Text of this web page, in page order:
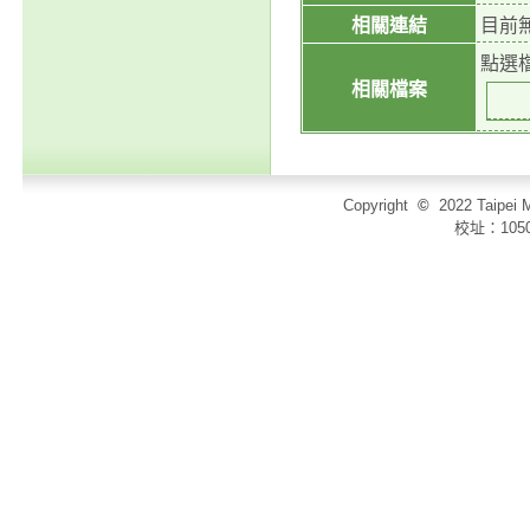
相關連結
目前
相關檔案
點選
Copyright © 2022 Taipei
校址：